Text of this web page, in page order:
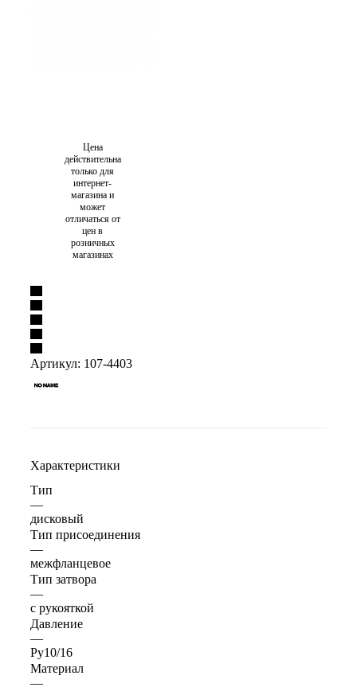
Цена
действительна
только для
интернет-
магазина и
может
отличаться от
цен в
розничных
магазинах
Артикул: 107-4403
Характеристики
Тип
—
дисковый
Тип присоединения
—
межфланцевое
Тип затвора
—
с рукояткой
Давление
—
Ру10/16
Материал
—